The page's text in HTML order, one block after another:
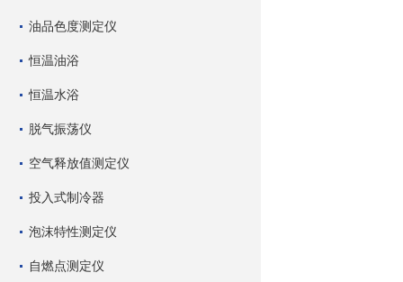
油品色度测定仪
恒温油浴
恒温水浴
脱气振荡仪
空气释放值测定仪
投入式制冷器
泡沫特性测定仪
自燃点测定仪